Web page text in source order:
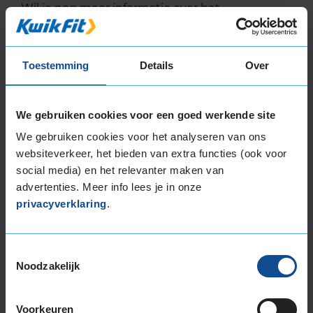
Toestemming Details Over
We gebruiken cookies voor een goed werkende site
We gebruiken cookies voor het analyseren van ons
websiteverkeer, het bieden van extra functies (ook voor
social media) en het relevanter maken van
advertenties. Meer info lees je in onze
privacyverklaring.
Noodzakelijk
Voorkeuren
Wil je nog meer informatie over het
bandenlabel van deze band, klik dan
hier
Bandenmontagepakketten
Kies je
bandenmaat omvang (inch)